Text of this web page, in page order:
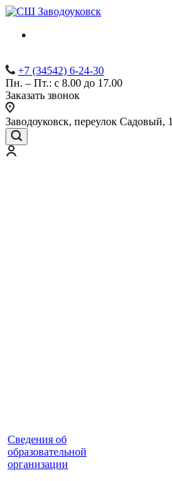
+7 (34542) 6-24-30
Пн. – Пт.: с 8.00 до 17.00
Заказать звонок
Заводоуковск, переулок Садовый, 1
Cведения об
образовательной
организации